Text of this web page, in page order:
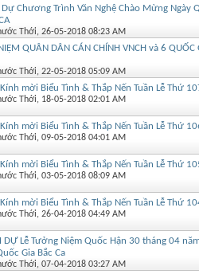
Chương Trình Văn Nghệ Chào Mừng Ngày
Thới, 26-05-2018 08:23 AM
QUÂN DÂN CÁN CHÍNH VNCH và 6
Thới, 22-05-2018 05:09 AM
Kính mời Biểu Tình & Thắp Nến Tuần Lễ Thứ
Thới, 18-05-2018 02:01 AM
Kính mời Biểu Tình & Thắp Nến Tuần Lễ Thứ
Thới, 09-05-2018 04:01 AM
Kính mời Biểu Tình & Thắp Nến Tuần Lễ Thứ
Thới, 03-05-2018 08:09 AM
Kính mời Biểu Tình & Thắp Nến Tuần Lễ Thứ
Thới, 26-04-2018 04:49 AM
DỰ Lễ Tưởng Niệm Quốc Hận 30 tháng 04
Gia Bắc Ca
Thới, 07-04-2018 03:27 AM